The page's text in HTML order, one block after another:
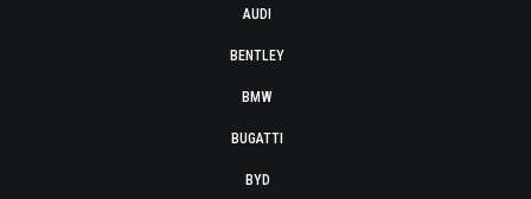
AUDI
BENTLEY
BMW
BUGATTI
BYD